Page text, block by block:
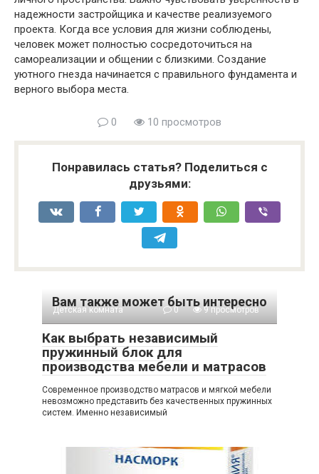
надежности застройщика и качестве реализуемого
проекта. Когда все условия для жизни соблюдены,
человек может полностью сосредоточиться на
самореализации и общении с близкими. Создание
уютного гнезда начинается с правильного фундамента и
верного выбора места.
0 10 просмотров
Понравилась статья? Поделиться с
друзьями:
Вам также может быть интересно
Детская комната 0 9 просмотров
Как выбрать независимый
пружинный блок для
производства мебели и матрасов
Современное производство матрасов и мягкой мебели
невозможно представить без качественных пружинных
систем. Именно независимый